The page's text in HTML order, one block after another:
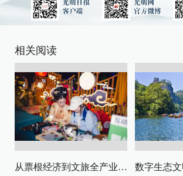
相关阅读
从票根经济到文旅全产业链升级